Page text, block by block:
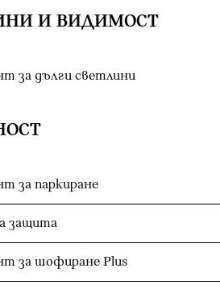
И ВИДИМОСТ
за дълги светлини
за паркиране
защита
за шофиране Plus